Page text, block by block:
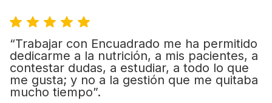
“Trabajar con Encuadrado me ha permitido
dedicarme a la nutrición, a mis pacientes, a
contestar dudas, a estudiar, a todo lo que
me gusta; y no a la gestión que me quitaba
mucho tiempo”.